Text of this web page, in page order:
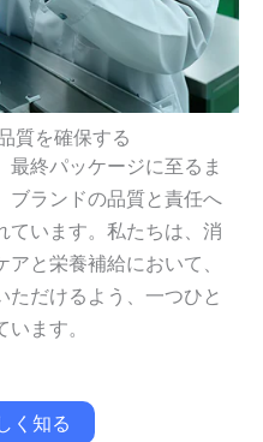
質を確保する
最終パッケージに至るま
ブランドの品質と責任へ
ています。私たちは、消
と栄養補給において、
だけるよう、一つひと
ます。
く知る